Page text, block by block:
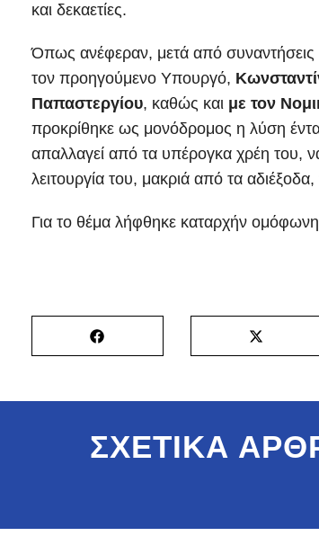
και δεκαετίες.
Όπως ανέφεραν, μετά από συναντήσεις
τον προηγούμενο Υπουργό,
Παπαστεργίου, καθώς και με τον
προκρίθηκε ως μονόδρομος η λύση
απαλλαγεί από τα υπέρογκα χρέη του,
λειτουργία του, μακριά από τα
Για το θέμα λήφθηκε καταρχήν
ΣΧΕΤΙΚΑ